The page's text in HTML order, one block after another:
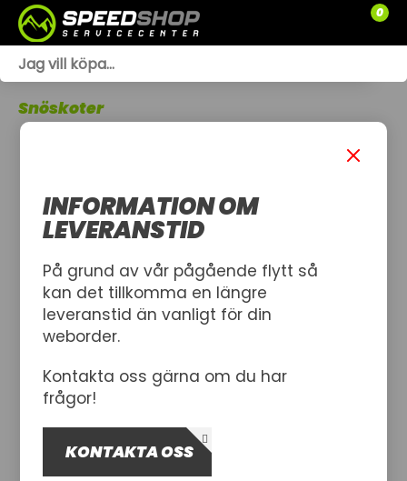
0
SLÄPVAGNAR
Snöskoter
INFORMATION OM
LEVERANSTID
På grund av vår pågående flytt så
kan det tillkomma en längre
leveranstid än vanligt för din
weborder.
Kontakta oss gärna om du har
frågor!
KONTAKTA OSS